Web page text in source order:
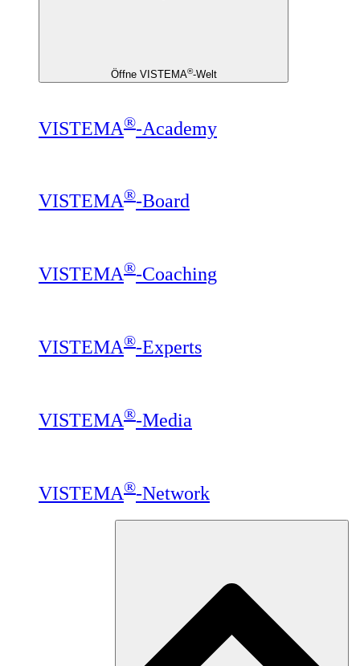
Öffne VISTEMA®-Welt
VISTEMA®-Academy
VISTEMA®-Board
VISTEMA®-Coaching
VISTEMA®-Experts
VISTEMA®-Media
VISTEMA®-Network